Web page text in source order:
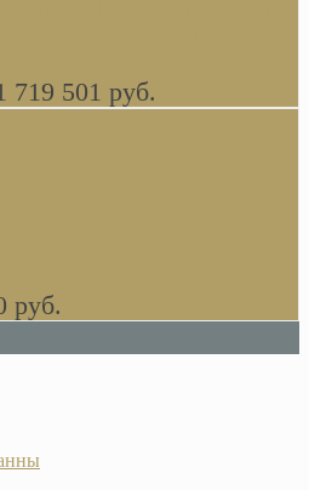
дерева, светло
окрас + серебро
719 501 руб.
(серия) В
руб.